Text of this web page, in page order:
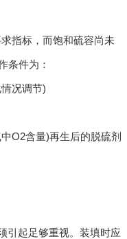
指标，而饱和硫容尚未
条件为：
况调节)
O2含量)再生后的脱硫剂
引起足够重视。装填时应